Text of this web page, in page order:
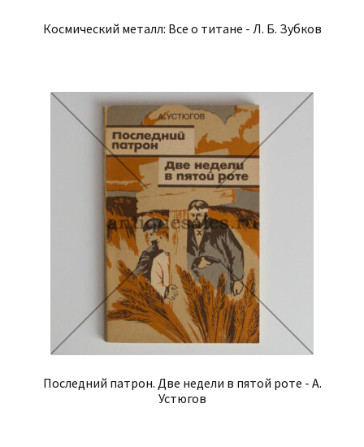
Космический металл: Все о титане - Л. Б. Зубков
Последний патрон. Две недели в пятой роте - А.
Устюгов